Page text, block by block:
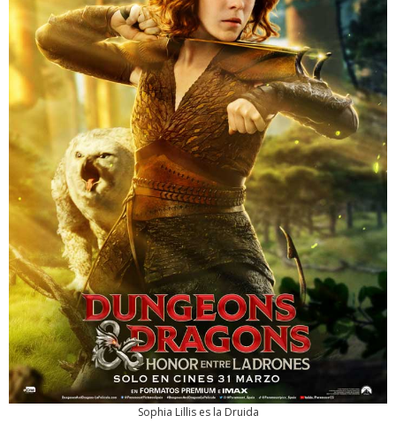
Sophia Lillis es la Druida